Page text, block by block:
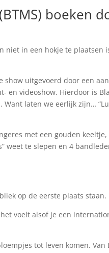
boeken
niet in een hokje te plaatsen
show uitgevoerd door een
en videoshow. Hierdoor is
Want laten we eerlijk zijn…
met een gouden
weet te slepen en 4
op de eerste plaats staan.
voelt alsof je een
tot leven komen. Van